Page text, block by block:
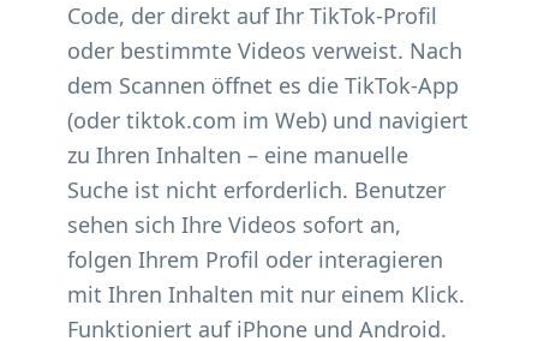
Code, der direkt auf Ihr TikTok-Profil
oder bestimmte Videos verweist. Nach
dem Scannen öffnet es die TikTok-App
(oder tiktok.com im Web) und navigiert
zu Ihren Inhalten – eine manuelle
Suche ist nicht erforderlich. Benutzer
sehen sich Ihre Videos sofort an,
folgen Ihrem Profil oder interagieren
mit Ihren Inhalten mit nur einem Klick.
Funktioniert auf iPhone und Android.